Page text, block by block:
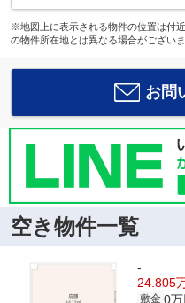
※地図上に表示される物件の位置は付
の物件所在地とは異なる場合がございま
お問
空き物件一覧
-
24.805
敷金 0万